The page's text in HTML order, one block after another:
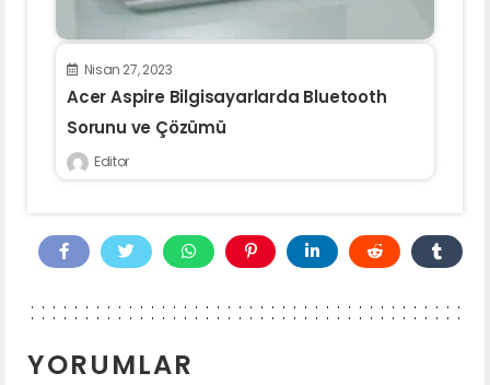
Nisan 27, 2023
Acer Aspire Bilgisayarlarda Bluetooth
Sorunu ve Çözümü
Editor
YORUMLAR